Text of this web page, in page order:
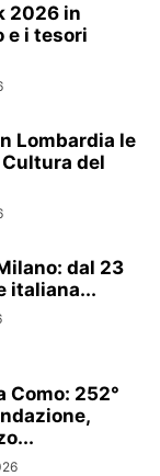
2026 in
e i tesori
Lombardia le
del
dal 23
italiana...
Como: 252°